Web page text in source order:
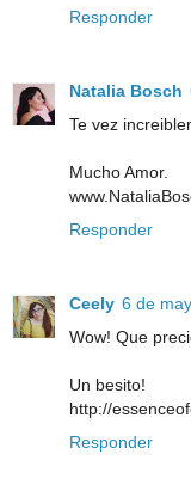
Responder
Natalia Bosch
Te vez
Mucho Amor.
Responder
Ceely 6 de
Wow! Que
Un besito!
http://
Responder